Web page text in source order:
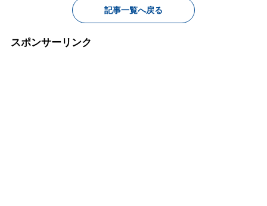
記事一覧へ戻る
スポンサーリンク